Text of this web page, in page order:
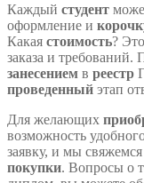
Каждый студент
оформление и
Какая стоимость?
заказа и требований.
занесением в реестр
проведенный этап
Для желающих
возможность
заявку, и мы
покупки. Вопросы о